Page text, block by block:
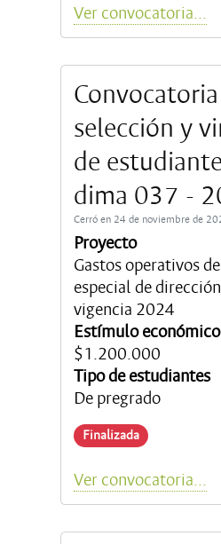
Ver convocatoria...
selección y
de
dima 037 -
Cerró en 24 de noviembre de
Proyecto
Gastos operativos
especial de
vigencia 2024
Estímulo económico
$1.200.000
Tipo de estudiantes
De pregrado
Finalizada
Ver convocatoria...